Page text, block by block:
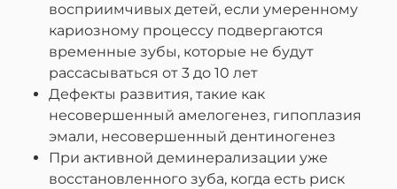
восприимчивых детей, если умеренному
кариозному процессу подвергаются
временные зубы, которые не будут
рассасываться от 3 до 10 лет
Дефекты развития, такие как
несовершенный амелогенез, гипоплазия
эмали, несовершенный дентиногенез
При активной деминерализации уже
восстановленного зуба, когда есть риск